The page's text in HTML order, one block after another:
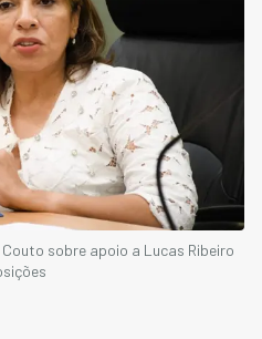
sobre apoio a Lucas Ribeiro